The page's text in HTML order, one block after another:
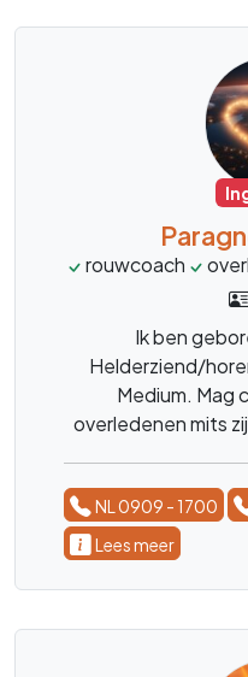
rouwcoach
Ik ben
Helderziend/
Medium. Mag
overledenen mits
Wees
NL 0909 - 1700
Lees meer